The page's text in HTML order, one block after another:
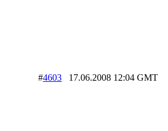
#4603 17.06.2008 12:04 GMT